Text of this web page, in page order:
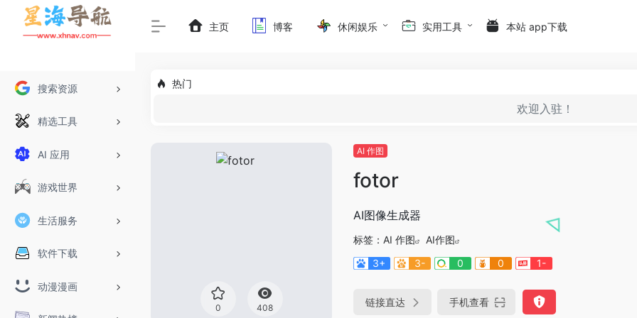
搜索资源
精选工具
AI 应用
游戏世界
生活服务
软件下载
动漫漫画
主页 博客 休闲娱乐 实用工具 本站 app下载
热门
欢迎入驻！
0 408
AI 作图
fotor
AI图像生成器
标签： AI 作图
AI作图
3+
3- 0 0 1-
链接直达 手机查看